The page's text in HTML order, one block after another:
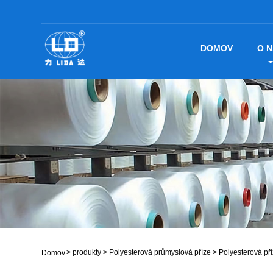
DOMOV O
Domov> produkty > Polyesterová průmyslová příze > Polyesterová